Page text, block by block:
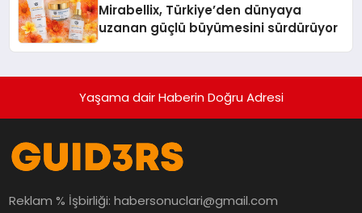
Mirabellix, Türkiye’den dünyaya
uzanan güçlü büyümesini sürdürüyor
Yaşama dair Haberin Doğru Adresi
Reklam % İşbirliği:habersonuclari@gmail.com